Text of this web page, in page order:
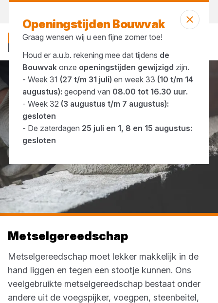
... Metselgereedschap
Metselgereedschap
Metselgereedschap moet lekker makkelijk in de
hand liggen en tegen een stootje kunnen. Ons
veelgebruikte metselgereedschap bestaat onder
andere uit de voegspijker, voegpen, steenbeitel,
Openingstijden Bouwvak
Graag wensen wij u een fijne zomer toe!
Houd er a.u.b. rekening mee dat tijdens de
Bouwvakonze openingstijden gewijzigd zijn.
- Week 31 (27 t/m 31 juli) en week 33 (10 t/m 14
augustus): geopend van 08.00 tot 16.30 uur.
- Week 32 (3 augustus t/m 7 augustus):
gesloten
- De zaterdagen 25 juli en 1, 8 en 15 augustus:
gesloten